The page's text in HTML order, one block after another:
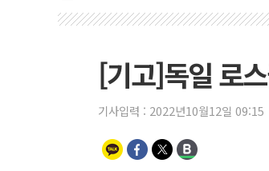
[기고]독일 로
기사입력 : 2022년10월12일 09:15